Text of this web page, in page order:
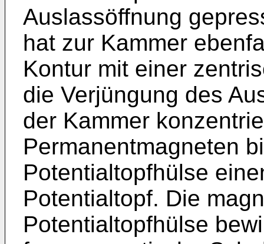
Auslassöffnung
hat zur Kammer
Kontur mit einer
die Verjüngung des
der Kammer
Permanentmagneten
Potentialtopfhülse
Potentialtopf. Die
Potentialtopfhülse